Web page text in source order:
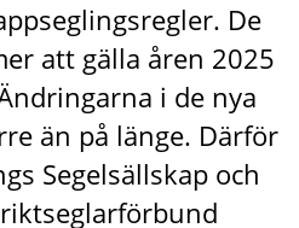
De
att gälla åren 2025
i de nya
än på länge. Därför
Segelsällskap och